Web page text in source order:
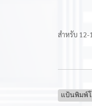
สำหรับ 12-
แป้นพิมพ์